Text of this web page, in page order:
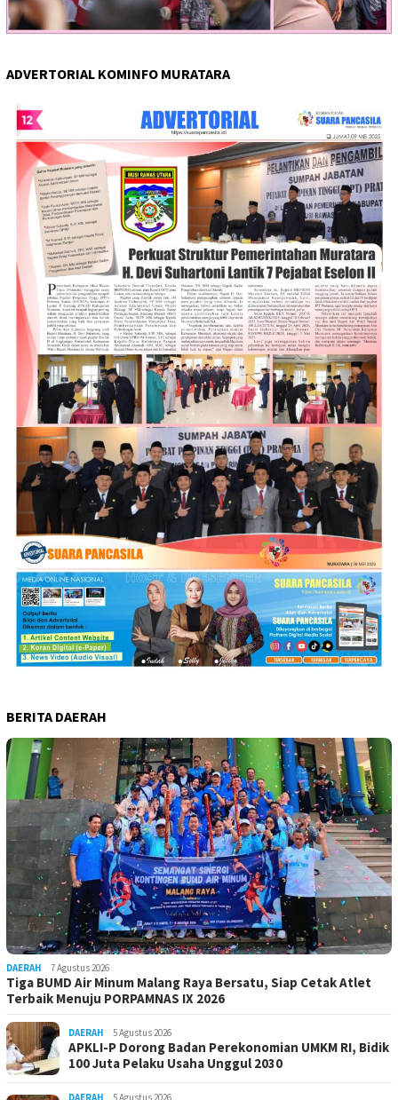
ADVERTORIAL KOMINFO MURATARA
BERITA DAERAH
DAERAH 7 Agustus 2026
Tiga BUMD Air Minum Malang Raya Bersatu, Siap Cetak Atlet
Terbaik Menuju PORPAMNAS IX 2026
DAERAH 5 Agustus 2026
APKLI-P Dorong Badan Perekonomian UMKM RI, Bidik
100 Juta Pelaku Usaha Unggul 2030